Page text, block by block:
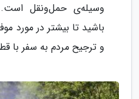
وسیله‌ی حمل‌ونقل است.
باشید تا بیشتر در مورد
و ترجیح مردم به سفر با